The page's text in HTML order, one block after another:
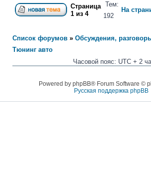
Страница
1 из 4
Тем:
192
На
Список форумов » Обсуждения,
Тюнинг авто
Часовой пояс: UTC + 2
Powered by phpBB® Forum Software ©
Русская поддержка phpBB